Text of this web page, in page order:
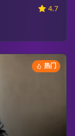
4.7
热门